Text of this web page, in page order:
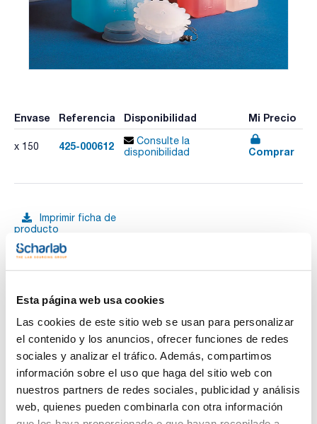
Esta página web usa cookies
Las cookies de este sitio web se usan para personalizar
el contenido y los anuncios, ofrecer funciones de redes
sociales y analizar el tráfico. Además, compartimos
información sobre el uso que haga del sitio web con
nuestros partners de redes sociales, publicidad y análisis
web, quienes pueden combinarla con otra información
Envase Referencia Disponibilidad Mi Precio
x 150 425-000612
Consulte la
disponibilidad
Comprar
Imprimir ficha de
producto
Capacidad (ml) : 500
Diámetro boca (mm) : 45
Pack (u.) : 150
Frascos cuadrados con tapón estrella de PP y obturador en
PE. El frasco cuadrado permite ahorrar espacio. Ideales para
almacenar muestras a largo plazo. La graduación en el
cuerpo del frasco permite rellenarlos sin tener que utilizar
pipetas u otros utensilios. Aptos para el contacto con los
alimentos (CE 10/2011).
Documentación técnica
TDS / Ficha técnica
Regístrate para
COA
Regístrate para